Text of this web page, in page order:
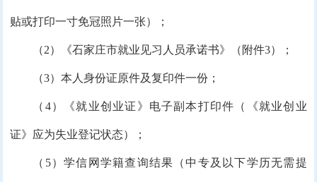
贴或打印一寸免冠照片一张）；
（2）《石家庄市就业见习人员承诺书》（附件3）；
（3）本人身份证原件及复印件一份；
（4）《就业创业证》电子副本打印件（《就业创业
证》应为失业登记状态）；
（5）学信网学籍查询结果（中专及以下学历无需提